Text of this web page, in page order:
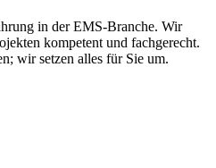
in der EMS-Branche. Wir
kompetent und fachgerecht.
wir setzen alles für Sie um.